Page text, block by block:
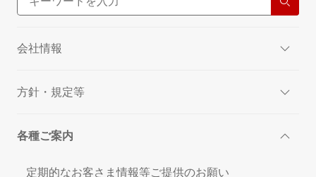
会社情報
方針・規定等
各種ご案内
定期的なお客さま情報等ご提供のお願い